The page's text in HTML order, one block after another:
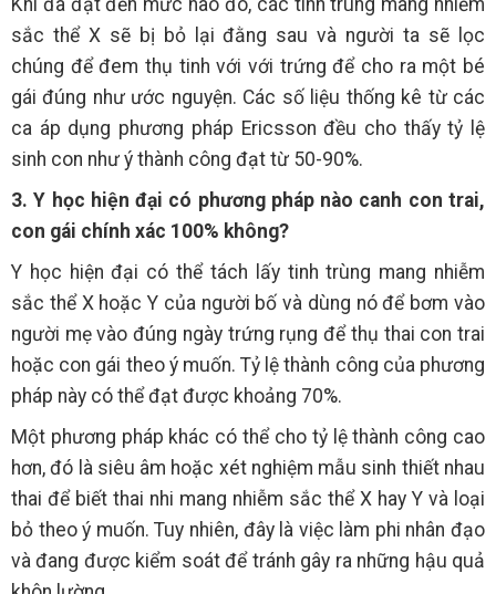
Khi đã đạt đến mức nào đó, các tình trùng mang nhiễm
sắc thể X sẽ bị bỏ lại đằng sau và người ta sẽ lọc
chúng để đem thụ tinh với với trứng để cho ra một bé
gái đúng như ước nguyện. Các số liệu thống kê từ các
ca áp dụng phương pháp Ericsson đều cho thấy tỷ lệ
sinh con như ý thành công đạt từ 50-90%.
3. Y học hiện đại có phương pháp nào canh con trai,
con gái chính xác 100% không?
Y học hiện đại có thể tách lấy tinh trùng mang nhiễm
sắc thể X hoặc Y của người bố và dùng nó để bơm vào
người mẹ vào đúng ngày trứng rụng để thụ thai con trai
hoặc con gái theo ý muốn. Tỷ lệ thành công của phương
pháp này có thể đạt được khoảng 70%.
Một phương pháp khác có thể cho tỷ lệ thành công cao
hơn, đó là siêu âm hoặc xét nghiệm mẫu sinh thiết nhau
thai để biết thai nhi mang nhiễm sắc thể X hay Y và loại
bỏ theo ý muốn. Tuy nhiên, đây là việc làm phi nhân đạo
và đang được kiểm soát để tránh gây ra những hậu quả